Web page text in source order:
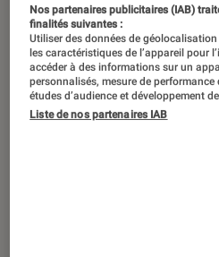
Nos partenaires publicitaires (IAB)
finalités suivantes :
Utiliser des données de
les caractéristiques de l’appareil pour
accéder à des informations sur un
personnalisés, mesure de
études d’audience et développement
Liste de nos partenaires IAB